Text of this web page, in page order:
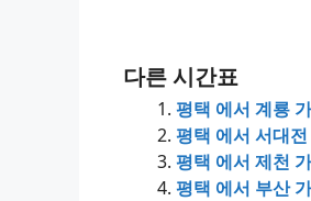
다른 시간표
평택 에서 계룡
평택 에서 서대
평택 에서 제천
평택 에서 부산